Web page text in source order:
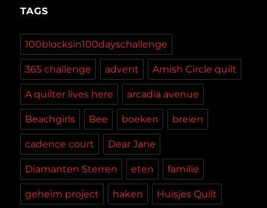
TAGS
100blocksin100dayschallenge
365 challenge advent Amish Circle quilt
A quilter lives here arcadia avenue
Beachgirls Bee boeken breien
cadence court Dear Jane
Diamanten Sterren eten familie
geheim project haken Huisjes Quilt